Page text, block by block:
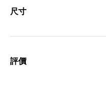
尺寸
評價